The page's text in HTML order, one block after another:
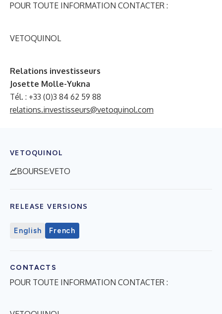
POUR TOUTE INFORMATION CONTACTER :
VETOQUINOL
Relations investisseurs
Josette Molle-Yukna
Tél. : +33 (0)3 84 62 59 88
relations.investisseurs@vetoquinol.com
VETOQUINOL
BOURSE:VETO
RELEASE VERSIONS
English French
CONTACTS
POUR TOUTE INFORMATION CONTACTER :